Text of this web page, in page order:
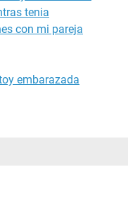
tenia
con mi pareja
embarazada